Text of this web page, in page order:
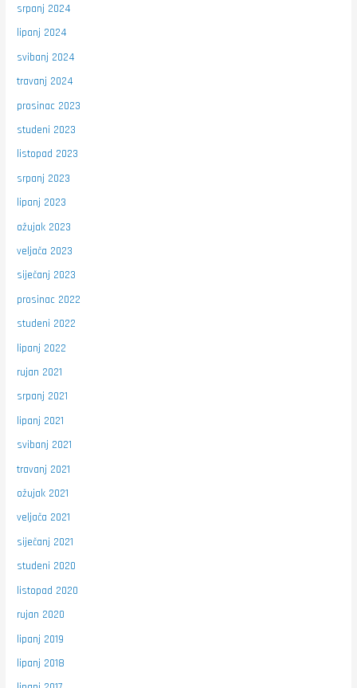
srpanj 2024
lipanj 2024
svibanj 2024
travanj 2024
prosinac 2023
studeni 2023
listopad 2023
srpanj 2023
lipanj 2023
ožujak 2023
veljača 2023
siječanj 2023
prosinac 2022
studeni 2022
lipanj 2022
rujan 2021
srpanj 2021
lipanj 2021
svibanj 2021
travanj 2021
ožujak 2021
veljača 2021
siječanj 2021
studeni 2020
listopad 2020
rujan 2020
lipanj 2019
lipanj 2018